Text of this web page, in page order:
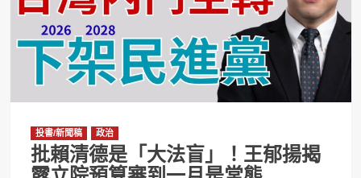
投書/新聞稿 政治
批賴清德是「大法盲」！王郁揚揭